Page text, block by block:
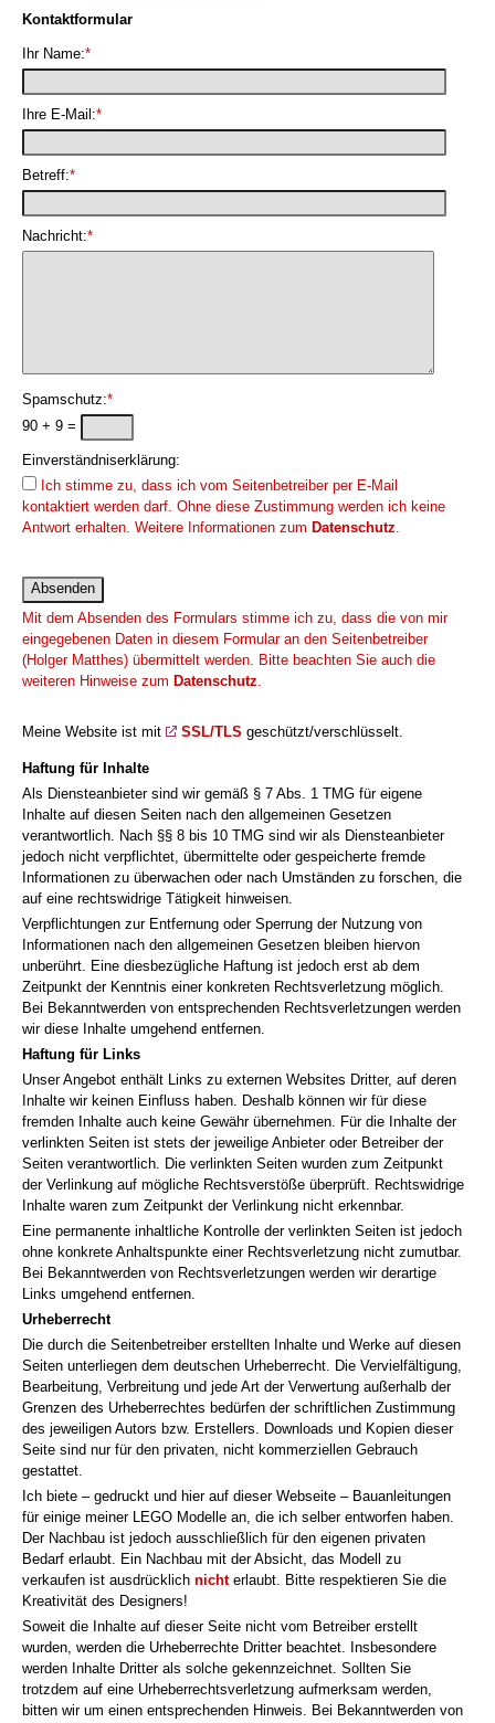
Kontaktformular
Ihr Name:*
Ihre E-Mail:*
Betreff:*
Nachricht:*
Spamschutz:*
90 + 9 =
Einverständniserklärung:
Ich stimme zu, dass ich vom Seitenbetreiber per E-Mail
kontaktiert werden darf. Ohne diese Zustimmung werden ich keine
Antwort erhalten. Weitere Informationen zum Datenschutz.
Mit dem Absenden des Formulars stimme ich zu, dass die von mir
eingegebenen Daten in diesem Formular an den Seitenbetreiber
(Holger Matthes) übermittelt werden. Bitte beachten Sie auch die
weiteren Hinweise zum Datenschutz.
Meine Website ist mit SSL/TLS geschützt/verschlüsselt.
Haftung für Inhalte
Als Diensteanbieter sind wir gemäß § 7 Abs. 1 TMG für eigene
Inhalte auf diesen Seiten nach den allgemeinen Gesetzen
verantwortlich. Nach §§ 8 bis 10 TMG sind wir als Diensteanbieter
jedoch nicht verpflichtet, übermittelte oder gespeicherte fremde
Informationen zu überwachen oder nach Umständen zu forschen, die
auf eine rechtswidrige Tätigkeit hinweisen.
Verpflichtungen zur Entfernung oder Sperrung der Nutzung von
Informationen nach den allgemeinen Gesetzen bleiben hiervon
unberührt. Eine diesbezügliche Haftung ist jedoch erst ab dem
Zeitpunkt der Kenntnis einer konkreten Rechtsverletzung möglich.
Bei Bekanntwerden von entsprechenden Rechtsverletzungen werden
wir diese Inhalte umgehend entfernen.
Haftung für Links
Unser Angebot enthält Links zu externen Websites Dritter, auf deren
Inhalte wir keinen Einfluss haben. Deshalb können wir für diese
fremden Inhalte auch keine Gewähr übernehmen. Für die Inhalte der
verlinkten Seiten ist stets der jeweilige Anbieter oder Betreiber der
Seiten verantwortlich. Die verlinkten Seiten wurden zum Zeitpunkt
der Verlinkung auf mögliche Rechtsverstöße überprüft. Rechtswidrige
Inhalte waren zum Zeitpunkt der Verlinkung nicht erkennbar.
Eine permanente inhaltliche Kontrolle der verlinkten Seiten ist jedoch
ohne konkrete Anhaltspunkte einer Rechtsverletzung nicht zumutbar.
Bei Bekanntwerden von Rechtsverletzungen werden wir derartige
Links umgehend entfernen.
Urheberrecht
Die durch die Seitenbetreiber erstellten Inhalte und Werke auf diesen
Seiten unterliegen dem deutschen Urheberrecht. Die Vervielfältigung,
Bearbeitung, Verbreitung und jede Art der Verwertung außerhalb der
Grenzen des Urheberrechtes bedürfen der schriftlichen Zustimmung
des jeweiligen Autors bzw. Erstellers. Downloads und Kopien dieser
Seite sind nur für den privaten, nicht kommerziellen Gebrauch
gestattet.
Ich biete – gedruckt und hier auf dieser Webseite – Bauanleitungen
für einige meiner LEGO Modelle an, die ich selber entworfen haben.
Der Nachbau ist jedoch ausschließlich für den eigenen privaten
Bedarf erlaubt. Ein Nachbau mit der Absicht, das Modell zu
verkaufen ist ausdrücklich nichterlaubt. Bitte respektieren Sie die
Kreativität des Designers!
Soweit die Inhalte auf dieser Seite nicht vom Betreiber erstellt
wurden, werden die Urheberrechte Dritter beachtet. Insbesondere
werden Inhalte Dritter als solche gekennzeichnet. Sollten Sie
trotzdem auf eine Urheberrechtsverletzung aufmerksam werden,
bitten wir um einen entsprechenden Hinweis. Bei Bekanntwerden von